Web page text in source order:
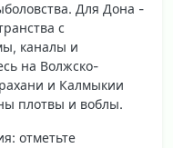
Для Дона -
с
каналы и
на Волжско-
и Калмыкии
плотвы и воблы.
отметьте